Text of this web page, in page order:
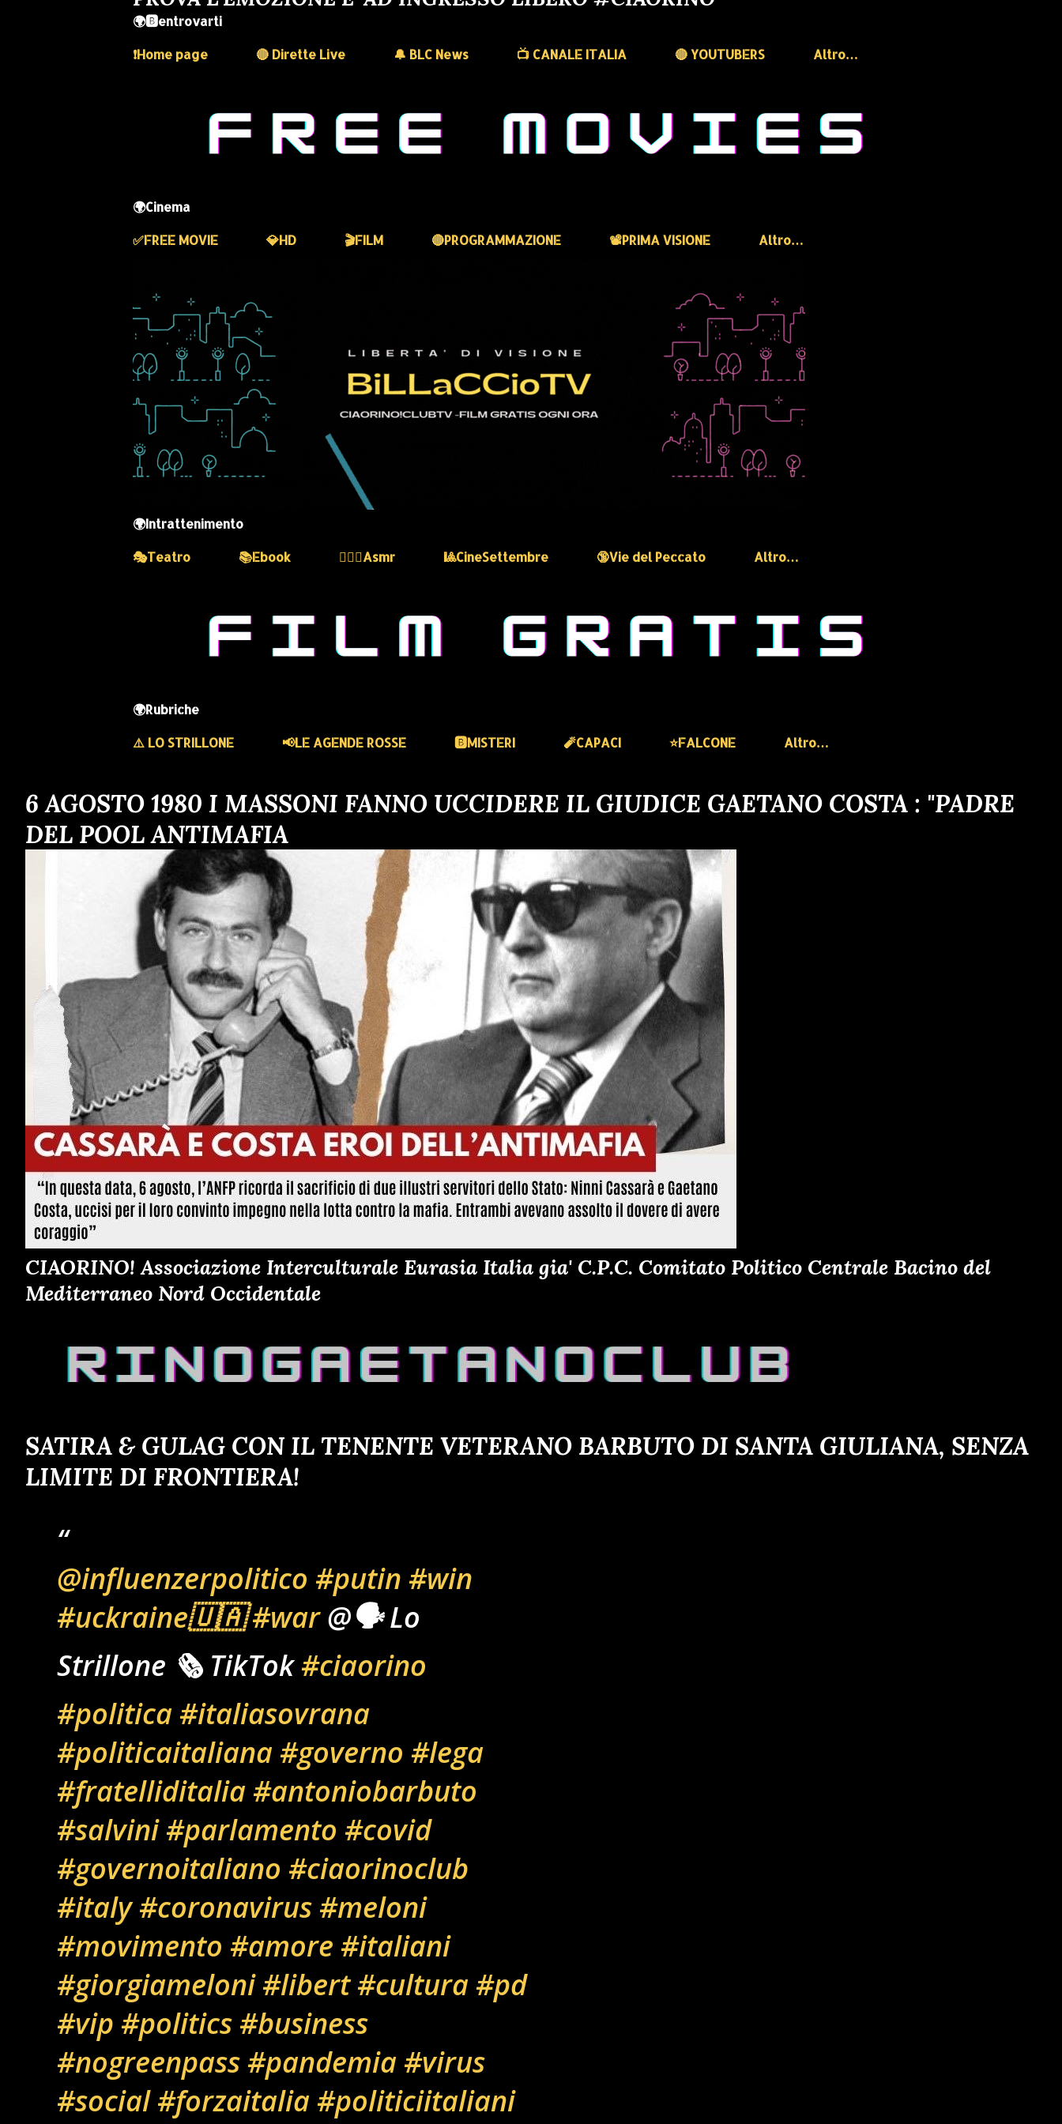
🌍🅱️entrovarti
❗️Home page
🔴 Dirette Live 🔔 BLC News 📺 CANALE ITALIA 🔴 YOUTUBERS Altro…
🌍Cinema
✅️FREE MOVIE
💎HD 🎬FILM 🔴PROGRAMMAZIONE 📽️PRIMA VISIONE Altro…
🌍Intrattenimento
🎭Teatro
📚Ebook 💆🏻‍♀️Asmr 🎱CineSettembre 🔞Vie del Peccato Altro…
🌍Rubriche
⚠️ LO STRILLONE
📢LE AGENDE ROSSE 🅱️MISTERI 🧨CAPACI ⭐️FALCONE Altro…
6 AGOSTO 1980 I MASSONI FANNO UCCIDERE IL GIUDICE GAETANO COSTA : "PADRE
DEL POOL ANTIMAFIA
CIAORINO! Associazione Interculturale Eurasia Italia gia' C.P.C. Comitato Politico Centrale Bacino del
Mediterraneo Nord Occidentale
SATIRA & GULAG CON IL TENENTE VETERANO BARBUTO DI SANTA GIULIANA, SENZA
LIMITE DI FRONTIERA!
@influenzerpolitico #putin #win
#uckraine🇺🇦 #war@🗣️ Lo
Strillone 🗞️ TikTok#ciaorino
#politica #italiasovrana
#politicaitaliana #governo #lega
#fratelliditalia #antoniobarbuto
#salvini #parlamento #covid
#governoitaliano #ciaorinoclub
#italy #coronavirus #meloni
#movimento #amore #italiani
#giorgiameloni #libert #cultura #pd
#vip #politics #business
#nogreenpass #pandemia #virus
#social #forzaitalia #politiciitaliani